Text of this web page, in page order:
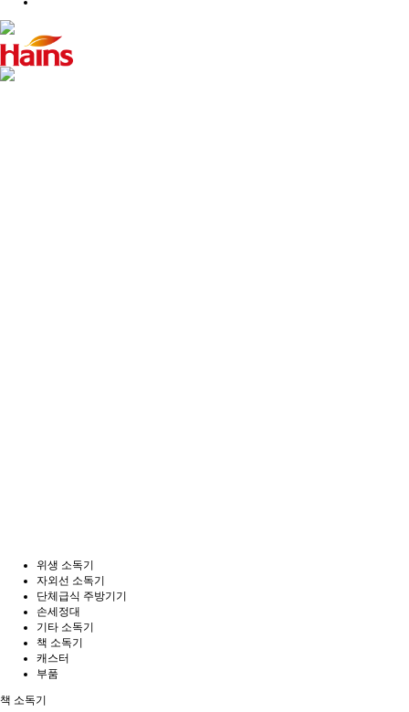
위생 소독기
자외선 소독기
단체급식 주방기기
손세정대
기타 소독기
책 소독기
캐스터
부품
책 소독기